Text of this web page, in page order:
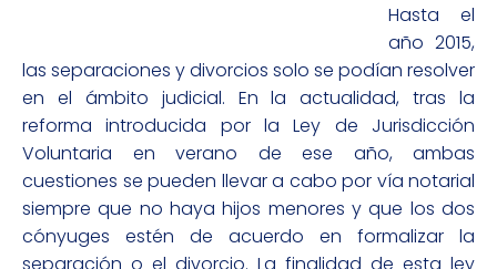
Hasta el
año 2015,
las separaciones y divorcios solo se podían resolver
en el ámbito judicial. En la actualidad, tras la
reforma introducida por la Ley de Jurisdicción
Voluntaria en verano de ese año, ambas
cuestiones se pueden llevar a cabo por vía notarial
siempre que no haya hijos menores y que los dos
cónyuges estén de acuerdo en formalizar la
separación o el divorcio. La finalidad de esta ley